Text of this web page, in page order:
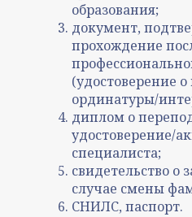
образования;
документ,
прохождение
(удостоверение
ординатуры/
диплом о
удостоверение/
специалиста;
свидетельство о
случае смены
СНИЛС, паспорт.